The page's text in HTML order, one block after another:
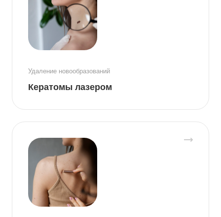
Удаление новообразований
Кератомы лазером